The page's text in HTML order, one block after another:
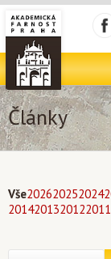
Články
Vše202620252024
2014201320122011